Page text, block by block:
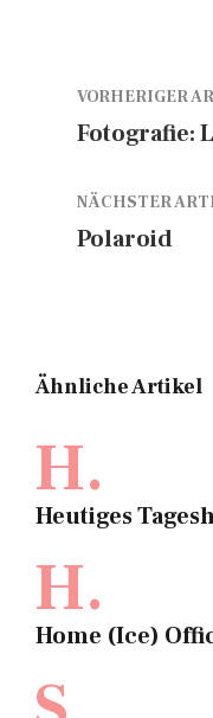
VORHERIGER
Fotografie:
NÄCHSTER
Polaroid
Ähnliche Artikel
H.
Heutiges
H.
Home (Ice)